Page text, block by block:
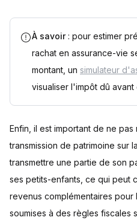
À savoir: pour estimer
rachat en assurance-vie
montant, un simulateur
visualiser l'impôt dû avant
Enfin, il est important de ne
transmission de patrimoine sur
transmettre une partie de son
ses petits-enfants, ce qui peut
revenus complémentaires pour
soumises à des règles fiscales